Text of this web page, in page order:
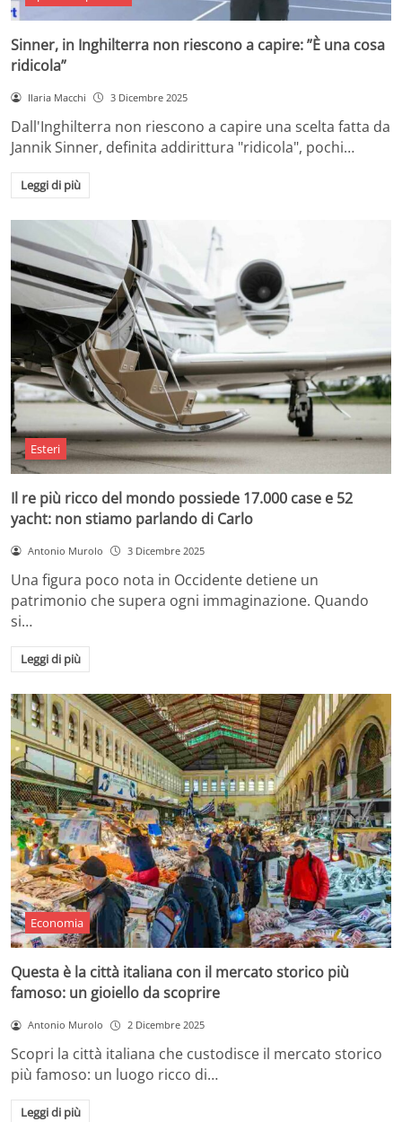
Sinner, in Inghilterra non riescono a capire: ”È una cosa
ridicola”
Ilaria Macchi 3 Dicembre 2025
Dall'Inghilterra non riescono a capire una scelta fatta da
Jannik Sinner, definita addirittura "ridicola", pochi…
Leggi di più
Esteri
Il re più ricco del mondo possiede 17.000 case e 52
yacht: non stiamo parlando di Carlo
Antonio Murolo 3 Dicembre 2025
Una figura poco nota in Occidente detiene un
patrimonio che supera ogni immaginazione. Quando
si…
Leggi di più
Economia
Questa è la città italiana con il mercato storico più
famoso: un gioiello da scoprire
Antonio Murolo 2 Dicembre 2025
Scopri la città italiana che custodisce il mercato storico
più famoso: un luogo ricco di…
Leggi di più